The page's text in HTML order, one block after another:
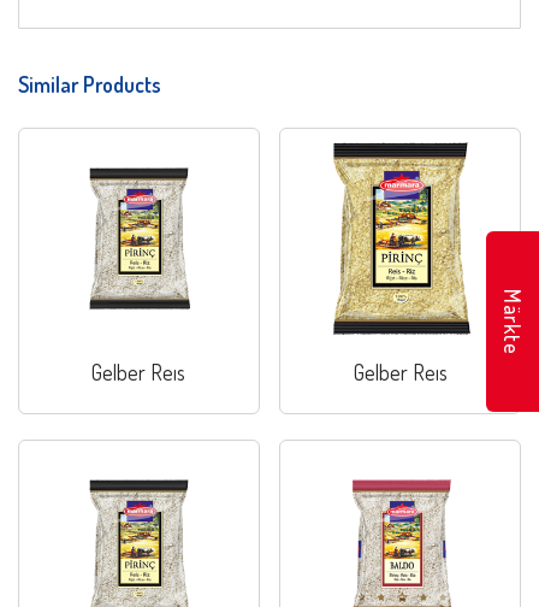
Similar Products
Gelber Reıs Gelber Reıs
Märkte